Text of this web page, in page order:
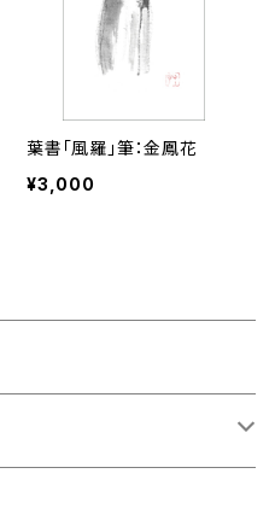
葉書「風羅」筆：金鳳花
¥3,000